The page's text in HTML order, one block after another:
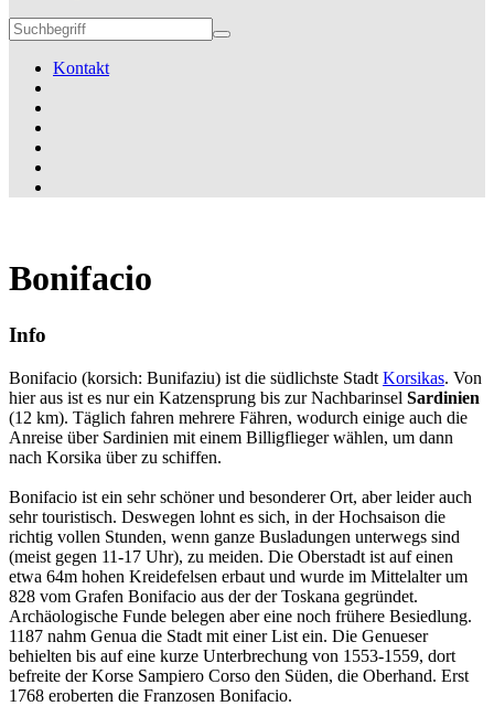
Kontakt
Bonifacio
Info
Bonifacio (korsich: Bunifaziu) ist die südlichste Stadt Korsikas. Von
hier aus ist es nur ein Katzensprung bis zur Nachbarinsel Sardinien
(12 km). Täglich fahren mehrere Fähren, wodurch einige auch die
Anreise über Sardinien mit einem Billigflieger wählen, um dann
nach Korsika über zu schiffen.
Bonifacio ist ein sehr schöner und besonderer Ort, aber leider auch
sehr touristisch. Deswegen lohnt es sich, in der Hochsaison die
richtig vollen Stunden, wenn ganze Busladungen unterwegs sind
(meist gegen 11-17 Uhr), zu meiden. Die Oberstadt ist auf einen
etwa 64m hohen Kreidefelsen erbaut und wurde im Mittelalter um
828 vom Grafen Bonifacio aus der der Toskana gegründet.
Archäologische Funde belegen aber eine noch frühere Besiedlung.
1187 nahm Genua die Stadt mit einer List ein. Die Genueser
behielten bis auf eine kurze Unterbrechung von 1553-1559, dort
befreite der Korse Sampiero Corso den Süden, die Oberhand. Erst
1768 eroberten die Franzosen Bonifacio.